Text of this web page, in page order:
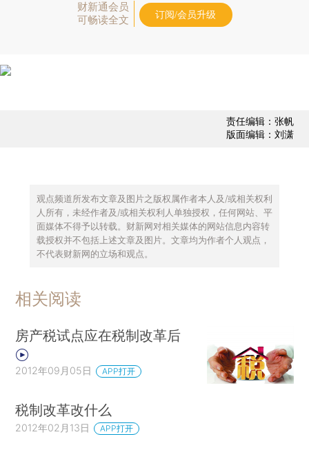
财新通会员
可畅读全文
订阅/会员升级
责任编辑：张帆
版面编辑：刘潇
观点频道所发布文章及图片之版权属作者本人及/或相关权利
人所有，未经作者及/或相关权利人单独授权，任何网站、平
面媒体不得予以转载。财新网对相关媒体的网站信息内容转
载授权并不包括上述文章及图片。文章均为作者个人观点，
不代表财新网的立场和观点。
相关阅读
房产税试点应在税制改革后
2012年09月05日 APP打开
税制改革改什么
2012年02月13日 APP打开